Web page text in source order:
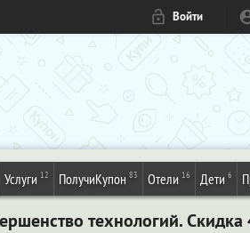
Войти
Услуги 12 ПолучиКупон 83 Отели 16 Дети 6
технологий. Скидка